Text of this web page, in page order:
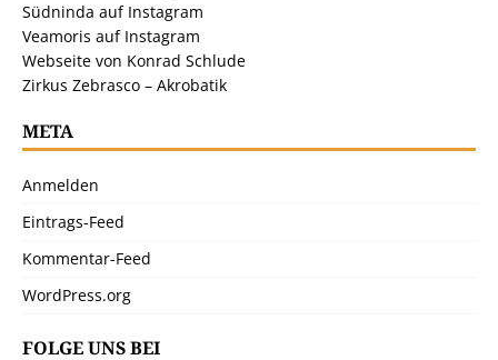
Südninda auf Instagram
Veamoris auf Instagram
Webseite von Konrad Schlude
Zirkus Zebrasco – Akrobatik
META
Anmelden
Eintrags-Feed
Kommentar-Feed
WordPress.org
FOLGE UNS BEI